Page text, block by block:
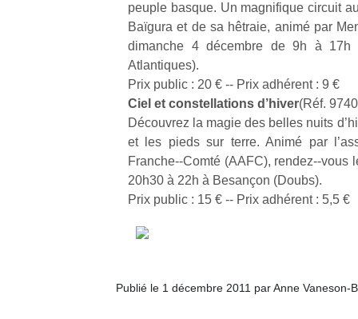
peuple basque. Un magnifique circuit
Baïgura et de sa hêtraie, animé par
dimanche 4 décembre de 9h à 17h
Atlantiques).
Prix public : 20 € -­‐ Prix adhérent : 9 €
Ciel et constellations d’hiver(Réf.
Découvrez la magie des belles nuits
et les pieds sur terre. Animé par
Franche-­‐Comté (AAFC), rendez-­
20h30 à 22h à Besançon (Doubs).
Prix public : 15 € -­‐ Prix adhérent : 5,5 €
Publié le 1 décembre 2011 par Anne Vaneson-